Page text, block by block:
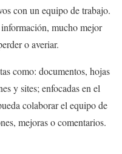
con un equipo de trabajo.
mucho mejor
o averiar.
como: documentos, hojas
y sites; enfocadas en el
colaborar el equipo de
mejoras o comentarios.